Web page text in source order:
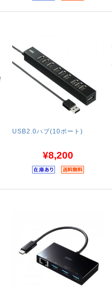
USB2.0ハブ(10ポート)
¥8,200